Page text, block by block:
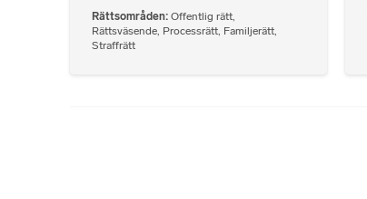
Rättsområden Offentlig rätt
Rättsväsende Processrätt Familjerätt
Straffrätt